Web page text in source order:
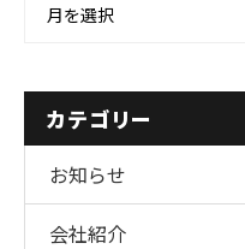
月を選択
カテゴリー
お知らせ
会社紹介